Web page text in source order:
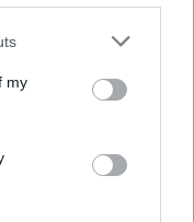
or more Google
You may click to
third-party tags to
in below Google
my
hogy Jay
viccelődik a
. Pedig van
a Saturday
a csatorna
műsora (nem
aggasztó